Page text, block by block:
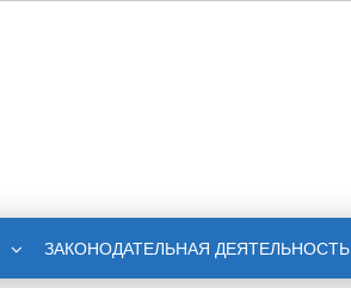
ЗАКОНОДАТЕЛЬНАЯ ДЕЯТЕЛЬНОСТЬ